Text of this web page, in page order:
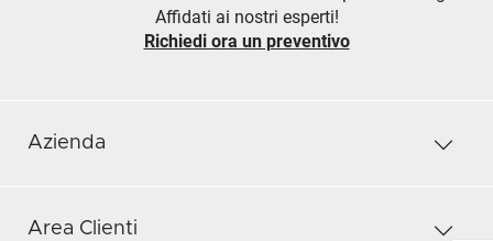
Affidati ai nostri esperti!
Richiedi ora un preventivo
Azienda
Area Clienti